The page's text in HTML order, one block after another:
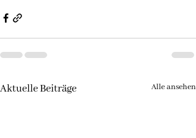
Aktuelle Beiträge Alle ansehen